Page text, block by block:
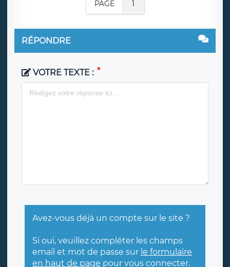
PAGE 1
RÉPONDRE
VOTRE TEXTE :
Avez-vous déjà un compte sur le site ?
Si oui, veuillez compléter les champs
email et mot de passe sur le formulaire
en haut de page pour vous connecter.